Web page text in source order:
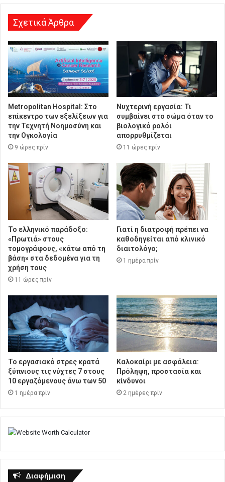
Σχετικά Άρθρα
Metropolitan Hospital: Στο
επίκεντρο των εξελίξεων για
την Τεχνητή Νοημοσύνη και
την Ογκολογία
9 ώρες πρίν
Νυχτερινή εργασία: Τι
συμβαίνει στο σώμα όταν το
βιολογικό ρολόι
απορρυθμίζεται
11 ώρες πρίν
Το ελληνικό παράδοξο:
«Πρωτιά» στους
τομογράφους, «κάτω από τη
βάση» στα δεδομένα για τη
χρήση τους
11 ώρες πρίν
Γιατί η διατροφή πρέπει να
καθοδηγείται από κλινικό
διαιτολόγο;
1 ημέρα πρίν
Το εργασιακό στρες κρατά
ξύπνιους τις νύχτες 7 στους
10 εργαζόμενους άνω των 50
1 ημέρα πρίν
Καλοκαίρι με ασφάλεια:
Πρόληψη, προστασία και
κίνδυνοι
2 ημέρες πρίν
Διαφήμιση